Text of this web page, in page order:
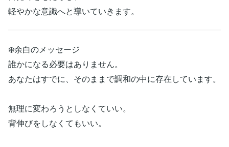
軽やかな意識へと導いていきます。
❄️余白のメッセージ
誰かになる必要はありません。
あなたはすでに、そのままで調和の中に存在しています。
無理に変わろうとしなくていい。
背伸びをしなくてもいい。